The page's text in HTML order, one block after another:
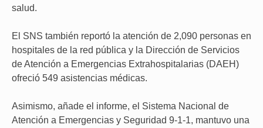
salud.
El SNS también reportó la atención de 2,090 personas en
hospitales de la red pública y la Dirección de Servicios
de Atención a Emergencias Extrahospitalarias (DAEH)
ofreció 549 asistencias médicas.
Asimismo, añade el informe, el Sistema Nacional de
Atención a Emergencias y Seguridad 9-1-1, mantuvo una